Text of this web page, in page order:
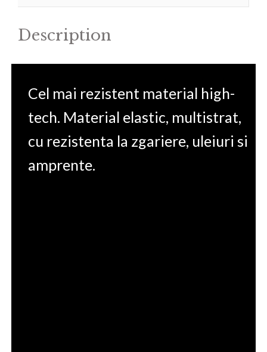
15.6'
Description
Cel mai rezistent material high-
tech. Material elastic, multistrat,
cu rezistenta la zgariere, uleiuri si
amprente.